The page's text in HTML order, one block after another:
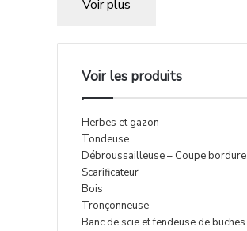
Voir plus
Voir les produits
Herbes et gazon
Tondeuse
Débroussailleuse – Coupe bordure
Scarificateur
Bois
Tronçonneuse
Banc de scie et fendeuse de buches